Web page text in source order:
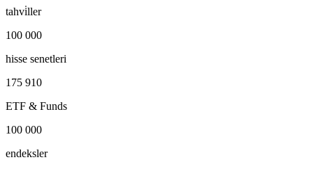
tahvi̇ller
100 000
hisse senetleri
175 910
ETF & Funds
100 000
endeksler